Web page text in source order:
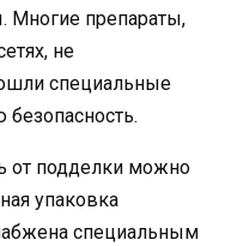
Многие препараты,
не
специальные
от подделки можно
упаковка
специальным